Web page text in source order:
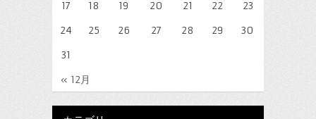
« 12月
17
18 19 20 21 22
23
24
25 26 27 28 29
30
31